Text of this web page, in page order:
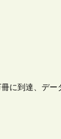
に到達、デー